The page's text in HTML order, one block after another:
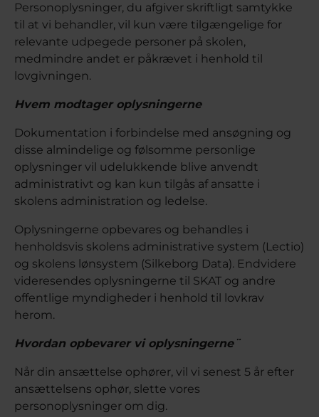
Personoplysninger, du afgiver skriftligt samtykke
til at vi behandler, vil kun være tilgængelige for
relevante udpegede personer på skolen,
medmindre andet er påkrævet i henhold til
lovgivningen.
Hvem modtager oplysningerne
Dokumentation i forbindelse med ansøgning og
disse almindelige og følsomme personlige
oplysninger vil udelukkende blive anvendt
administrativt og kan kun tilgås af ansatte i
skolens administration og ledelse.
Oplysningerne opbevares og behandles i
henholdsvis skolens administrative system (Lectio)
og skolens lønsystem (Silkeborg Data). Endvidere
videresendes oplysningerne til SKAT og andre
offentlige myndigheder i henhold til lovkrav
herom.
Hvordan opbevarer vi oplysningerne¨
Når din ansættelse ophører, vil vi senest 5 år efter
ansættelsens ophør, slette vores
personoplysninger om dig.